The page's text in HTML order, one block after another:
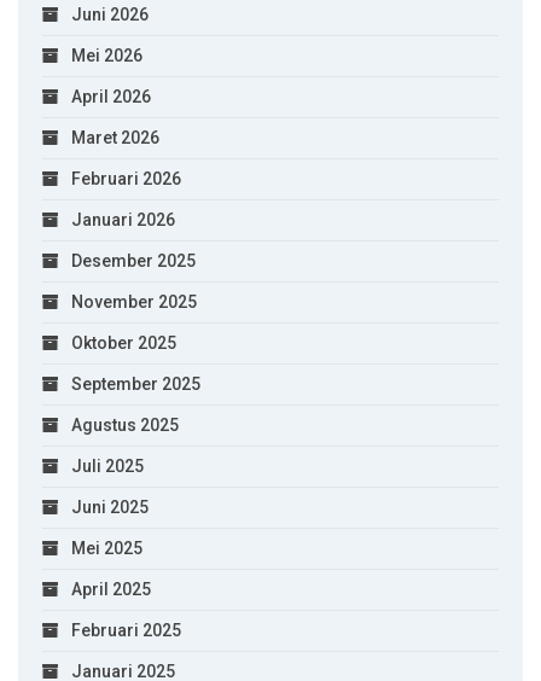
Juni 2026
Mei 2026
April 2026
Maret 2026
Februari 2026
Januari 2026
Desember 2025
November 2025
Oktober 2025
September 2025
Agustus 2025
Juli 2025
Juni 2025
Mei 2025
April 2025
Februari 2025
Januari 2025